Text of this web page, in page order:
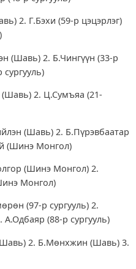
2. Г.Бэхи (59-р цэцэрлэг)
(Шавь) 2. Б.Чингүүн (33-р
2. Ц.Сумъяа (21-
(Шавь) 2. Б.Пүрэвбаатар
(Шинэ Монгол)
(Шинэ Монгол) 2.
Монгол)
(97-р сургууль) 2.
А.Одбаяр (88-р сургууль)
2. Б.Мөнхжин (Шавь) 3.